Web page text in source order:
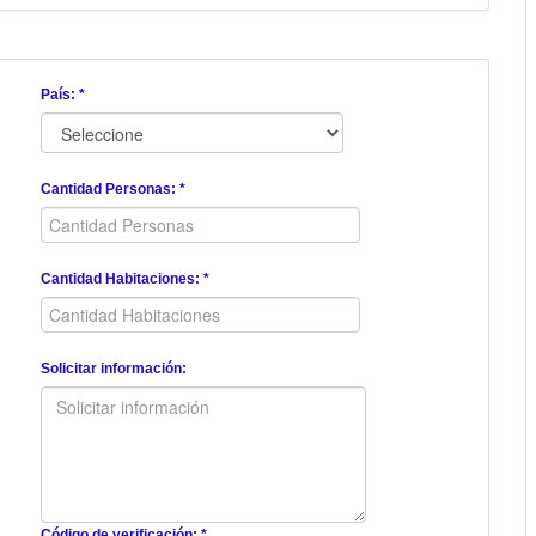
País: *
Cantidad Personas: *
Cantidad Habitaciones: *
Solicitar información: